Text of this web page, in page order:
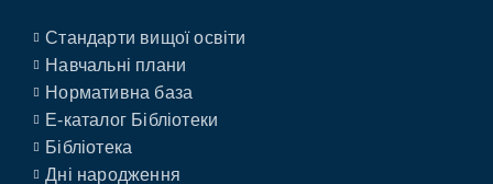
Стандарти вищої освіти
Навчальні плани
Нормативна база
E-каталог Бібліотеки
Бібліотека
Дні народження